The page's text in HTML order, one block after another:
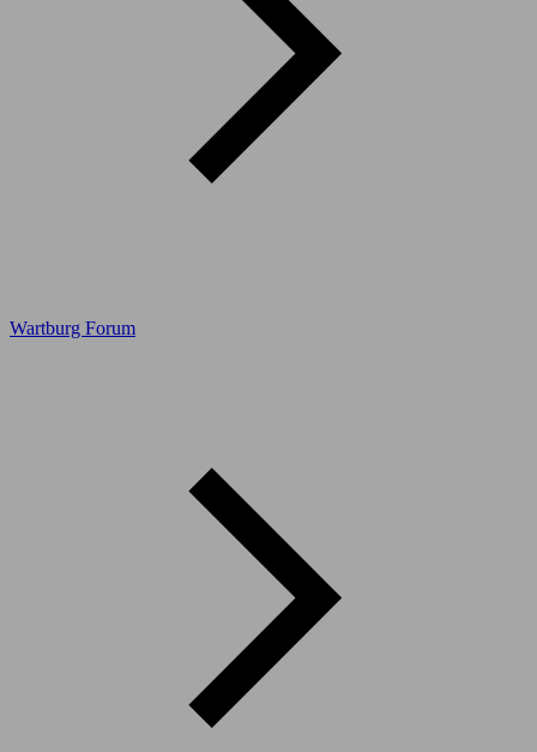
Wartburg Forum